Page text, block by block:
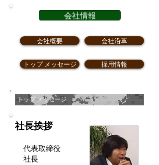
会社情報
会社概要 会社沿革
トップ メッセージ 採用情報
トップ メッセージ
社長挨拶
代表取締役
社長